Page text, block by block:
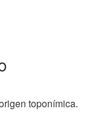
toponímica.